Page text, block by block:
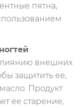
пятна,
внешних
защитить ее,
Продукт
ее старение,